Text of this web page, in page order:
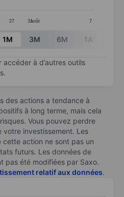
27 31août 7
1M 3M 6M 1A
accéder à d’autres outils
des actions a tendance à
à long terme, mais cela
Vous pouvez perdre
votre investissement. Les
cette action ne sont pas un
futurs. Les données de
pas été modifiées par Saxo.
relatif aux données.